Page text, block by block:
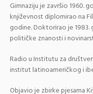
Gimnaziju je završio 1960.
književnost diplomirao na
godine. Doktorirao je
političke znanosti i
Radio u Institutu za
institut latinoameričkog i
Objavio je zbirke pjesama